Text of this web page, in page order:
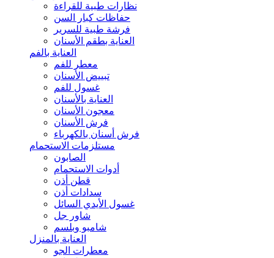
نظارات طبية للقراءة
حفاظات كبار السن
فرشة طبية للسرير
العناية بطقم الأسنان
العناية بالفم
معطر للفم
تبييض الأسنان
غسول للفم
العناية بالأسنان
معجون الأسنان
فرش الأسنان
فرش أسنان بالكهرباء
مستلزمات الاستحمام
الصابون
أدوات الاستحمام
قطن أذن
سدادات أذن
غسول الأيدي السائل
شاور جل
شامبو وبلسم
العناية بالمنزل
معطرات الجو